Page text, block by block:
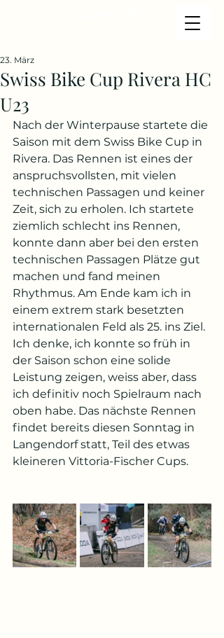
Swiss Bike Cup Rivera HC
U23
23. März
Nach der Winterpause startete die
Saison mit dem Swiss Bike Cup in
Rivera. Das Rennen ist eines der
anspruchsvollsten, mit vielen
technischen Passagen und keiner
Zeit, sich zu erholen. Ich startete
ziemlich schlecht ins Rennen,
konnte dann aber bei den ersten
technischen Passagen Plätze gut
machen und fand meinen
Rhythmus. Am Ende kam ich in
einem extrem stark besetzten
internationalen Feld als 25. ins Ziel.
Ich denke, ich konnte so früh in
der Saison schon eine solide
Leistung zeigen, weiss aber, dass
ich definitiv noch Spielraum nach
oben habe. Das nächste Rennen
findet bereits diesen Sonntag in
Langendorf statt, Teil des etwas
kleineren Vittoria-Fischer Cups.